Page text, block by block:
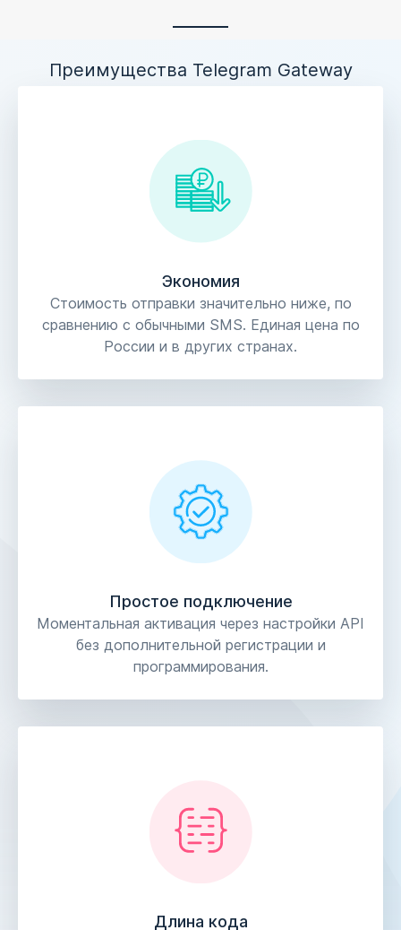
Преимущества Telegram Gateway
Экономия
Стоимость отправки значительно ниже, по
сравнению с обычными SMS. Единая цена по
России и в других странах.
Простое подключение
Моментальная активация через настройки АРІ
без дополнительной регистрации и
программирования.
Длина кода